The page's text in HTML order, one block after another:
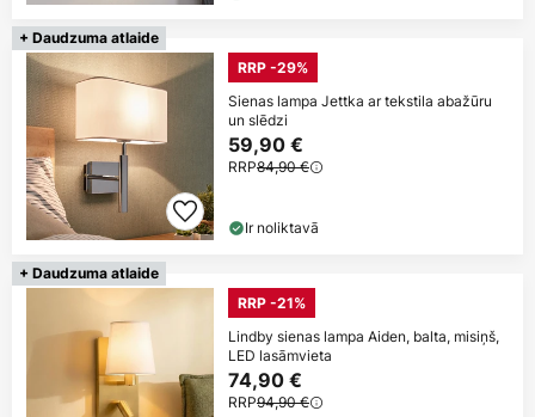
+ Daudzuma atlaide
RRP -29%
Sienas lampa Jettka ar tekstila abažūru
un slēdzi
59,90 €
RRP84,90 €
Ir noliktavā
+ Daudzuma atlaide
RRP -21%
Lindby sienas lampa Aiden, balta, misiņš,
LED lasāmvieta
74,90 €
RRP94,90 €